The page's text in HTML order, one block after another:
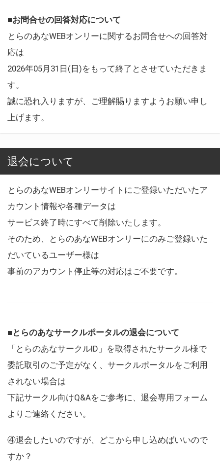
■お問合せの回答対応について
とらのあなWEBオンリーに関するお問合せへの回答対
応は
2026年05月31日(日)をもって終了とさせていただきま
す。
誠に恐れ入りますが、ご理解賜りますようお願い申し
上げます。
退会について
とらのあなWEBオンリーサイトにご登録いただいたア
カウント情報や各種データは
サービス終了時にすべて削除いたします。
そのため、とらのあなWEBオンリーにのみご登録いた
だいているユーザー様は
事前のアカウント停止等の対応はご不要です。
■とらのあなサークルポータルの退会について
「とらのあなサークルID」を取得されたサークル様で
委託取引のご予定がなく、サークルポータルをご利用
されない場合は
下記サークル向けQ&Aをご参考に、退会専用フォーム
よりご連絡ください。
④退会したいのですが、どこから申し込めばいいので
すか？